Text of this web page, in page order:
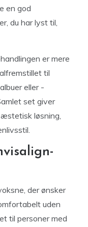
en god
du har lyst til,
er mere
til
eller -
set giver
løsning,
der ønsker
uden
til personer med